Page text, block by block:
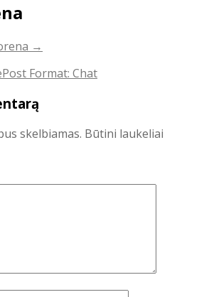
→
Post Format: Chat
skelbiamas. Būtini laukeliai